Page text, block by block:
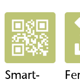
Smart-